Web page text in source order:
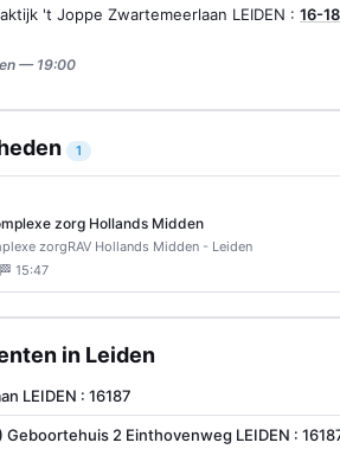
't Joppe Zwartemeerlaan LEIDEN : 16-
— 19:00
1
zorg Hollands Midden
zorgRAV Hollands Midden - Leiden
🏁 15:47
in Leiden
LEIDEN : 16187
Geboortehuis 2 Einthovenweg LEIDEN :